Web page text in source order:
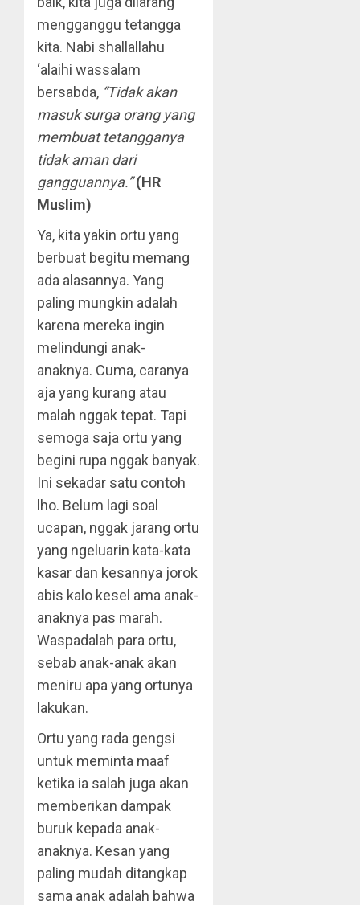
mengganggu tetangga
kita. Nabi shallallahu
‘alaihi wassalam
bersabda, “Tidak akan
masuk surga orang yang
membuat tetangganya
tidak aman dari
gangguannya.”(HR
Muslim)
Ya, kita yakin ortu yang
berbuat begitu memang
ada alasannya. Yang
paling mungkin adalah
karena mereka ingin
melindungi anak-
anaknya. Cuma, caranya
aja yang kurang atau
malah nggak tepat. Tapi
semoga saja ortu yang
begini rupa nggak banyak.
Ini sekadar satu contoh
lho. Belum lagi soal
ucapan, nggak jarang ortu
yang ngeluarin kata-kata
kasar dan kesannya jorok
abis kalo kesel ama anak-
anaknya pas marah.
Waspadalah para ortu,
sebab anak-anak akan
meniru apa yang ortunya
lakukan.
Ortu yang rada gengsi
untuk meminta maaf
ketika ia salah juga akan
memberikan dampak
buruk kepada anak-
anaknya. Kesan yang
paling mudah ditangkap
sama anak adalah bahwa